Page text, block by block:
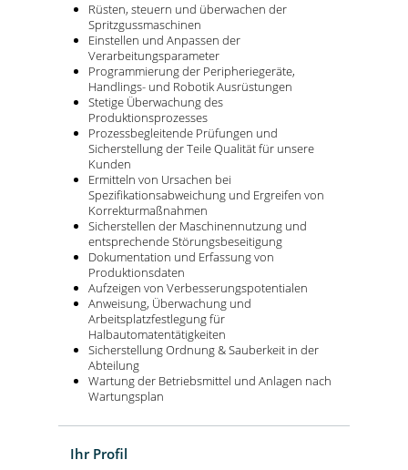
Rüsten, steuern und überwachen der
Spritzgussmaschinen
Einstellen und Anpassen der
Verarbeitungsparameter
Programmierung der Peripheriegeräte,
Handlings- und Robotik Ausrüstungen
Stetige Überwachung des
Produktionsprozesses
Prozessbegleitende Prüfungen und
Sicherstellung der Teile Qualität für unsere
Kunden
Ermitteln von Ursachen bei
Spezifikationsabweichung und Ergreifen von
Korrekturmaßnahmen
Sicherstellen der Maschinennutzung und
entsprechende Störungsbeseitigung
Dokumentation und Erfassung von
Produktionsdaten
Aufzeigen von Verbesserungspotentialen
Anweisung, Überwachung und
Arbeitsplatzfestlegung für
Halbautomatentätigkeiten
Sicherstellung Ordnung & Sauberkeit in der
Abteilung
Wartung der Betriebsmittel und Anlagen nach
Wartungsplan
Ihr Profil